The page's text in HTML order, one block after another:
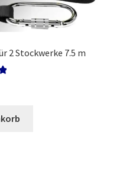
2 Stockwerke 7.5 m